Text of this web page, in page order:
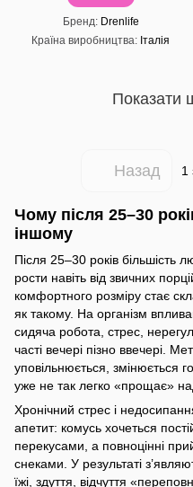
Бренд
Drenlife
Країна виробництва
Італія
Показати
Назад 1
Чому після 25–30
іншому
Після 25–30 років більшість
рости навіть від звичних
комфортного розміру стає
як такому. На організм
сидяча робота, стрес,
часті вечері пізно ввечері.
уповільнюється, змінюється
уже не так легко «прощає»
Хронічний стрес і
апетит: комусь хочеться
перекусами, а повноцінні
снеками. У результаті
їжі, здуття, відчуття